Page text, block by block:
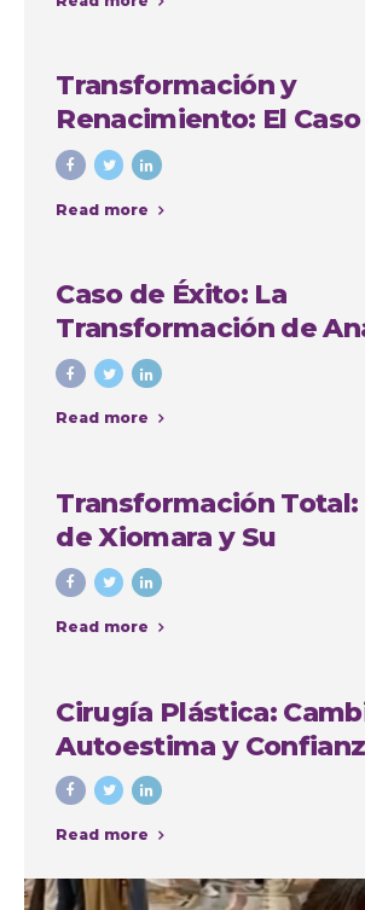
Transformación y
Renacimiento: El
Yadiris
Read more
Caso de Éxito: La
Transformación de
Cristina Osorio Arango
Colombia Plastic
Read more
Transformación Total:
de Xiomara y Su
Lipoabdominoplastia
Colombia Plastic
International
Read more
Cirugía Plástica:
Autoestima y
Read more